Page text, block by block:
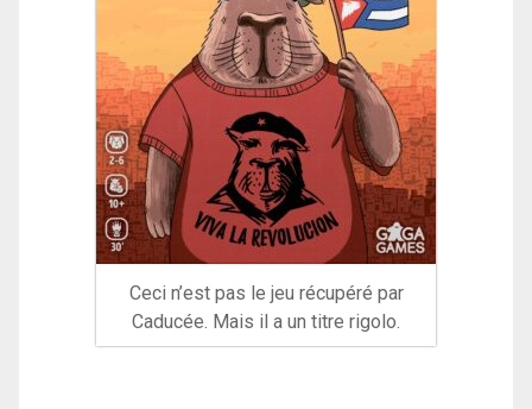
Ceci n’est pas le jeu récupéré par
Caducée. Mais il a un titre rigolo.